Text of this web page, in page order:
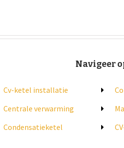
Navigeer
Cv-ketel installatie
Centrale verwarming
Condensatieketel